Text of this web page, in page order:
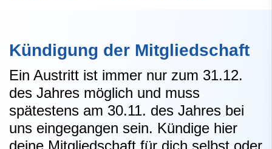
Kündigung der Mitgliedschaft
Ein Austritt ist immer nur zum 31.12.
des Jahres möglich und muss
spätestens am 30.11. des Jahres bei
uns eingegangen sein. Kündige hier
deine Mitgliedschaft für dich selbst oder